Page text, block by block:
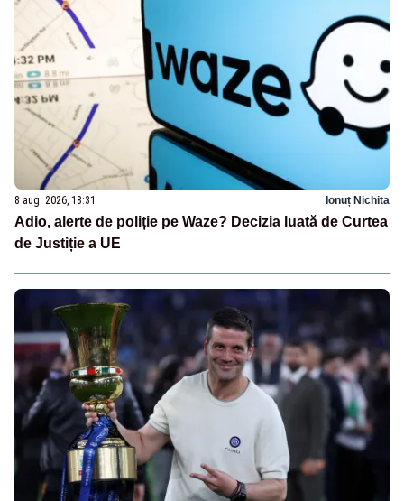
8 aug. 2026, 18:31 Ionuț Nichita
Adio, alerte de poliție pe Waze? Decizia luată de Curtea
de Justiție a UE